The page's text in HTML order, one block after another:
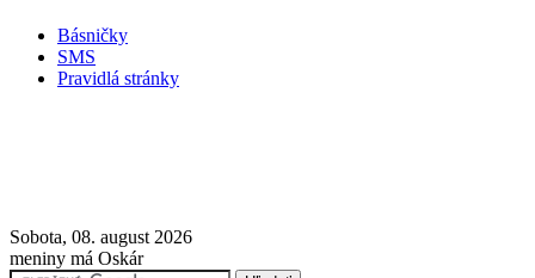
Básničky
SMS
Pravidlá stránky
Sobota, 08. august 2026
meniny má Oskár